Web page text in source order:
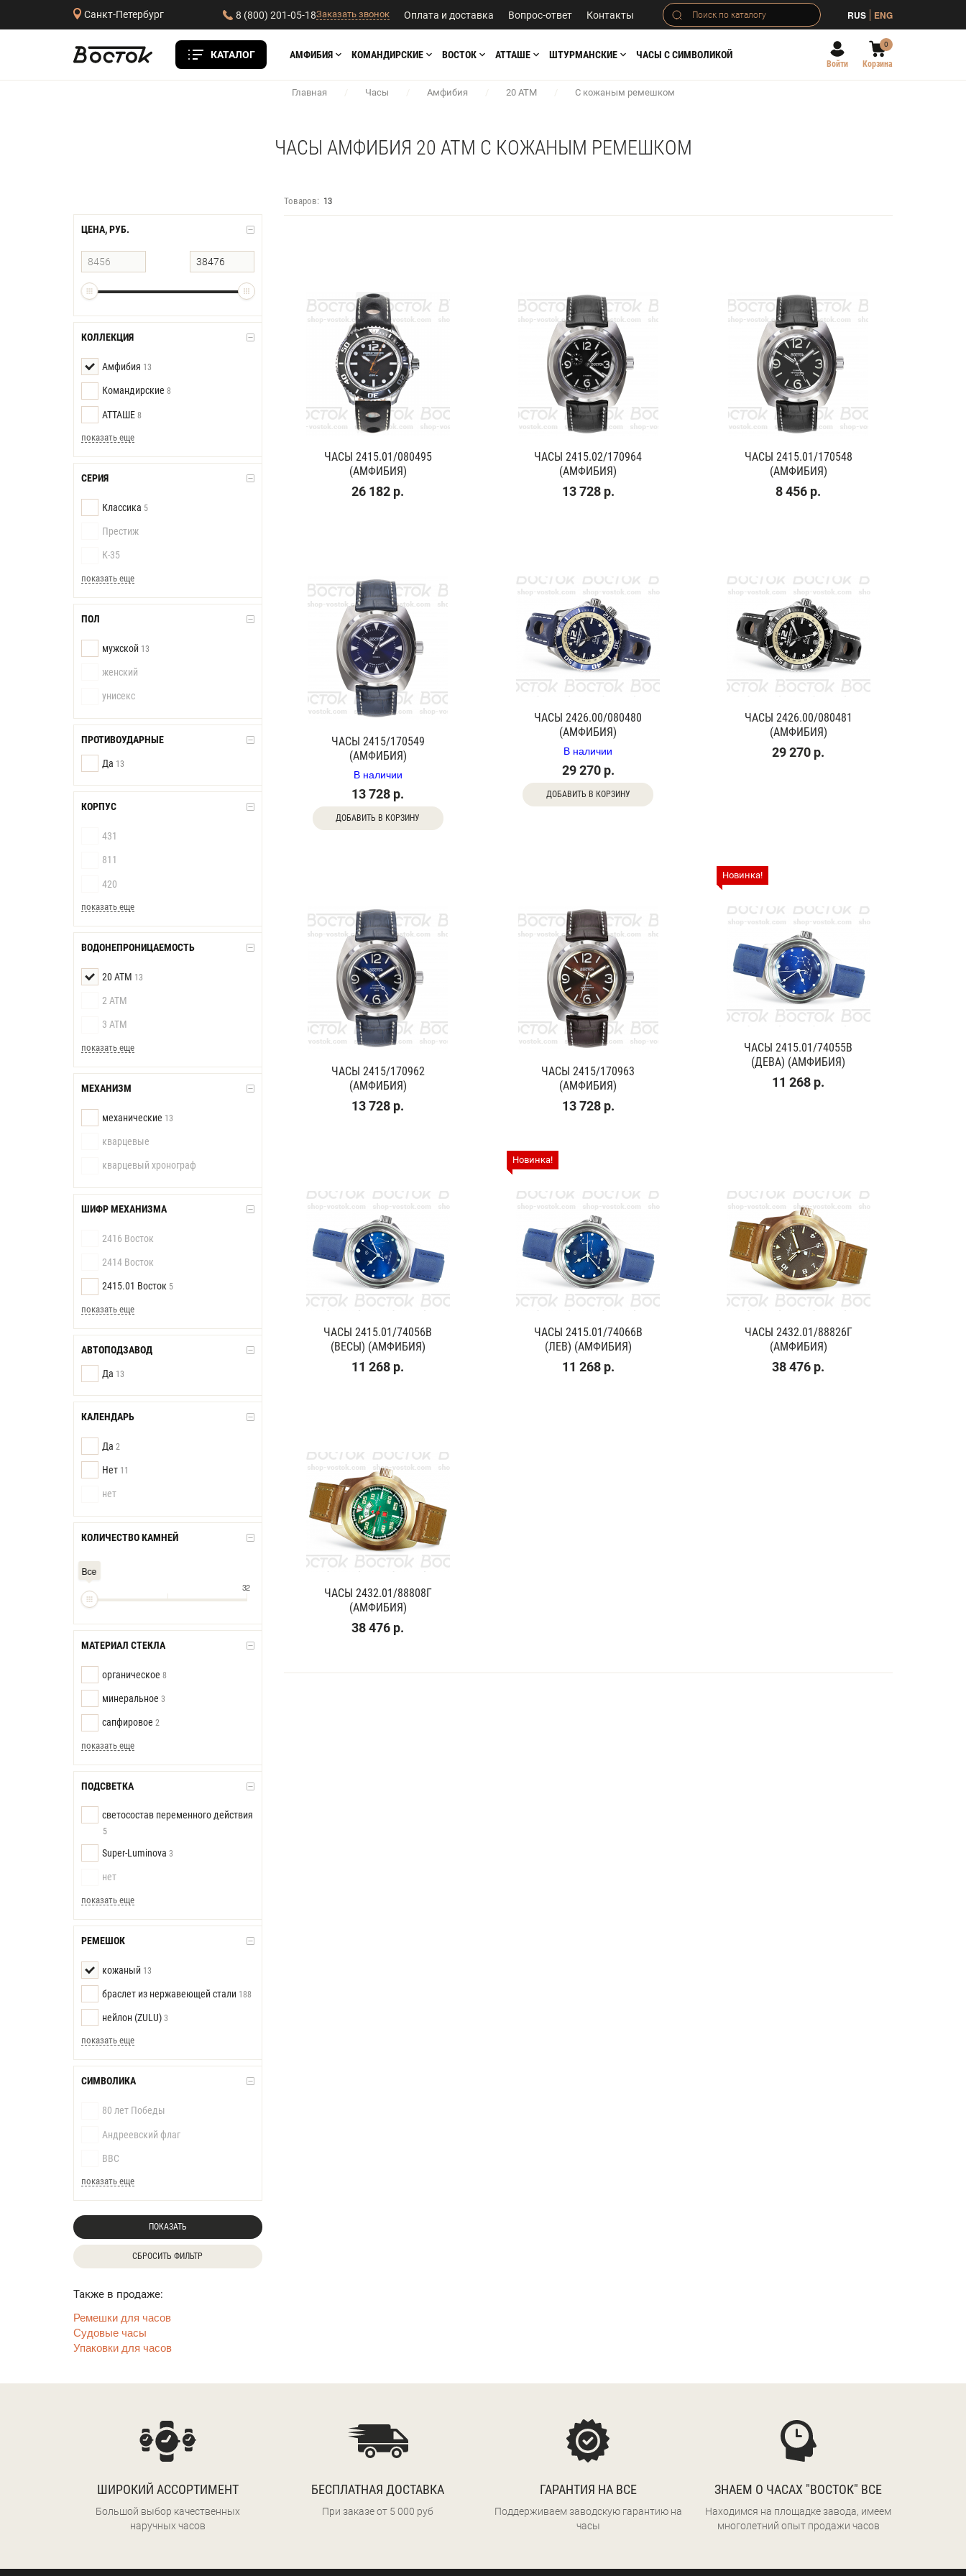
Санкт-Петербург 8 (800) 201-05-18Заказать звонок Оплата и доставка Вопрос-ответ Контакты RUS ENG
КАТАЛОГ АМФИБИЯ КОМАНДИРСКИЕ ВОСТОК АТТАШЕ ШТУРМАНСКИЕ ЧАСЫ С СИМВОЛИКОЙ
Войти
0
Корзина
Главная / Часы / Амфибия / 20 АТМ / С кожаным ремешком
ЧАСЫ АМФИБИЯ 20 АТМ С КОЖАНЫМ РЕМЕШКОМ
ЦЕНА, РУБ.
КОЛЛЕКЦИЯ
Амфибия 13
Командирские 8
АТТАШЕ 8
показать еще
СЕРИЯ
Классика 5
Престиж
К-35
показать еще
ПОЛ
мужской 13
женский
унисекс
ПРОТИВОУДАРНЫЕ
Да 13
КОРПУС
431
811
420
показать еще
ВОДОНЕПРОНИЦАЕМОСТЬ
20 АТМ 13
2 АТМ
3 АТМ
показать еще
МЕХАНИЗМ
механические 13
кварцевые
кварцевый хронограф
ШИФР МЕХАНИЗМА
2416 Восток
2414 Восток
2415.01 Восток 5
показать еще
АВТОПОДЗАВОД
Да 13
КАЛЕНДАРЬ
Да 2
Нет 11
нет
КОЛИЧЕСТВО КАМНЕЙ
Все
32
МАТЕРИАЛ СТЕКЛА
органическое 8
минеральное 3
сапфировое 2
показать еще
ПОДСВЕТКА
светосостав переменного действия
5
Super-Luminova 3
нет
показать еще
РЕМЕШОК
кожаный 13
браслет из нержавеющей стали 188
нейлон (ZULU) 3
показать еще
СИМВОЛИКА
80 лет Победы
Андреевский флаг
ВВС
показать еще
ПОКАЗАТЬ
СБРОСИТЬ ФИЛЬТР
Также в продаже:
Ремешки для часов
Судовые часы
Упаковки для часов
Товаров: 13
ЧАСЫ 2415.01/080495
(АМФИБИЯ)
26 182 р.
ЧАСЫ 2415.02/170964
(АМФИБИЯ)
13 728 р.
ЧАСЫ 2415.01/170548
(АМФИБИЯ)
8 456 р.
ЧАСЫ 2415/170549
(АМФИБИЯ)
В наличии
13 728 р.
ДОБАВИТЬ В КОРЗИНУ
ЧАСЫ 2426.00/080480
(АМФИБИЯ)
В наличии
29 270 р.
ДОБАВИТЬ В КОРЗИНУ
ЧАСЫ 2426.00/080481
(АМФИБИЯ)
29 270 р.
ЧАСЫ 2415/170962
(АМФИБИЯ)
13 728 р.
ЧАСЫ 2415/170963
(АМФИБИЯ)
13 728 р.
Новинка!
ЧАСЫ 2415.01/74055В
(ДЕВА) (АМФИБИЯ)
11 268 р.
ЧАСЫ 2415.01/74056В
(ВЕСЫ) (АМФИБИЯ)
11 268 р.
Новинка!
ЧАСЫ 2415.01/74066В
(ЛЕВ) (АМФИБИЯ)
11 268 р.
ЧАСЫ 2432.01/88826Г
(АМФИБИЯ)
38 476 р.
ЧАСЫ 2432.01/88808Г
(АМФИБИЯ)
38 476 р.
ШИРОКИЙ АССОРТИМЕНТ
Большой выбор качественных
наручных часов
БЕСПЛАТНАЯ ДОСТАВКА
При заказе от 5 000 руб
ГАРАНТИЯ НА ВСЕ
Поддерживаем заводскую гарантию на
часы
ЗНАЕМ О ЧАСАХ "ВОСТОК" ВСЕ
Находимся на площадке завода, имеем
многолетний опыт продажи часов